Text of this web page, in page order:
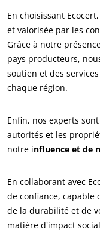
En choisissant
et valorisée par les
Grâce à notre
pays producteurs,
soutien et des
chaque région.
Enfin, nos experts
autorités et les
notre influence et de
En collaborant avec
de confiance, capable
de la durabilité et de
matière d'impact